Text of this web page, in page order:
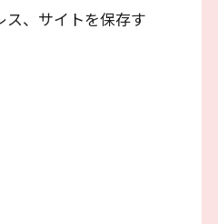
、サイトを保存す